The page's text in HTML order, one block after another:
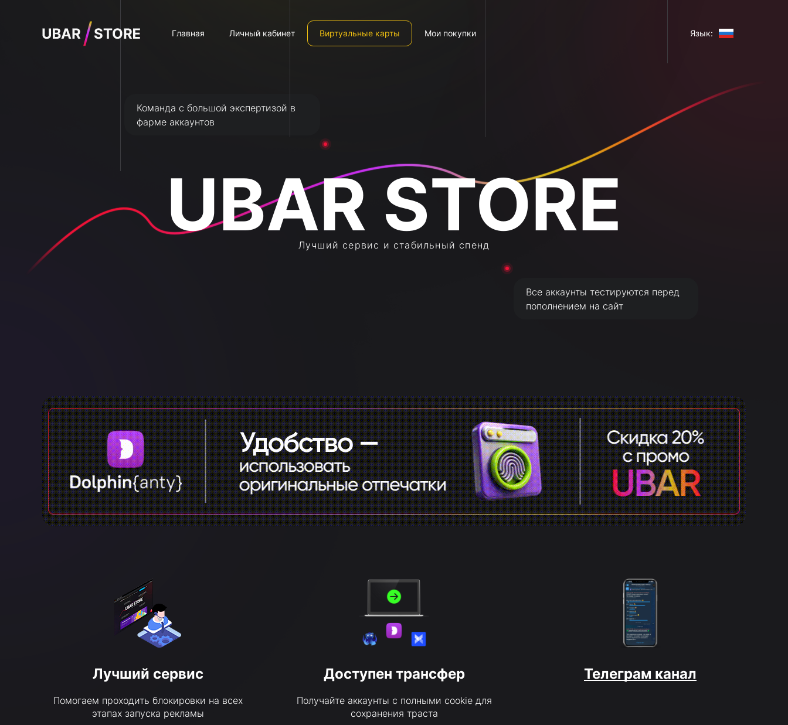
Главная Личный кабинет Виртуальные карты Мои покупки Язык:
Команда с большой экспертизой в
фарме аккаунтов
Все аккаунты тестируются перед
пополнением на сайт
Лучший сервис и стабильный спенд
Лучший сервис
Помогаем проходить блокировки на всех
этапах запуска рекламы
Доступен трансфер
Получайте аккаунты с полными cookie для
сохранения траста
Телеграм канал